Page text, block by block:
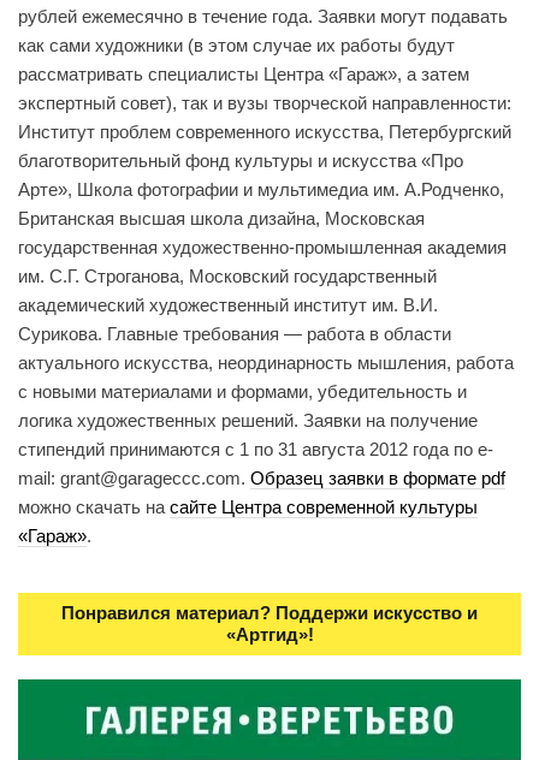
рублей ежемесячно в течение года. Заявки могут подавать
как сами художники (в этом случае их работы будут
рассматривать специалисты Центра «Гараж», а затем
экспертный совет), так и вузы творческой направленности:
Институт проблем современного искусства, Петербургский
благотворительный фонд культуры и искусства «Про
Арте», Школа фотографии и мультимедиа им. А.Родченко,
Британская высшая школа дизайна, Московская
государственная художественно-промышленная академия
им. С.Г. Строганова, Московский государственный
академический художественный институт им. В.И.
Сурикова. Главные требования — работа в области
актуального искусства, неординарность мышления, работа
с новыми материалами и формами, убедительность и
логика художественных решений. Заявки на получение
стипендий принимаются c 1 по 31 августа 2012 года по e-
mail: grant@garageccc.com. Образец заявки в формате pdf
можно скачать на сайте Центра современной культуры
«Гараж».
Понравился материал? Поддержи искусство и
«Артгид»!